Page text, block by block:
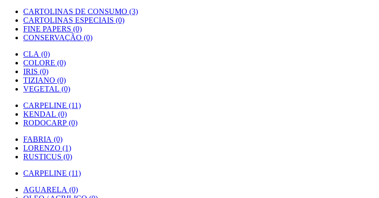
CARTOLINAS DE CONSUMO (3)
CARTOLINAS ESPECIAIS (0)
FINE PAPERS (0)
CONSERVAÇÃO (0)
CLA (0)
COLORE (0)
IRIS (0)
TIZIANO (0)
VEGETAL (0)
CARPELINE (11)
KENDAL (0)
RODOCARP (0)
FABRIA (0)
LORENZO (1)
RUSTICUS (0)
CARPELINE (11)
AGUARELA (0)